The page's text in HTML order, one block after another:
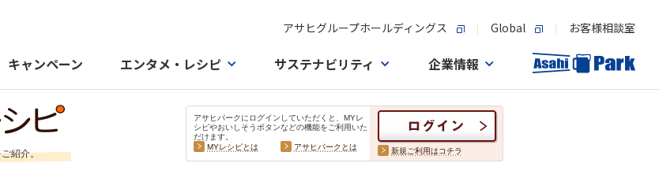
アサヒグループホールディングス Global お客様相談室
キャンペーン エンタメ・レシピ サステナビリティ 企業情報
紹介。
アサヒパークにログインしていただくと、MYレ
シピやおいしそうボタンなどの機能をご利用いた
だけます。
MYレシピとは
アサヒパークとは 新規ご利用はコチラ